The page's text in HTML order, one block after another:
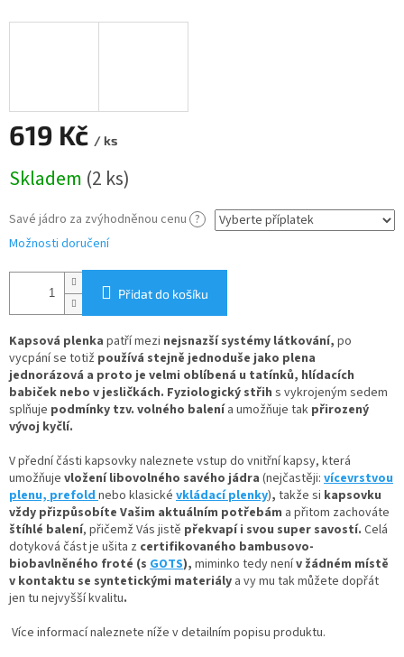
619 Kč / ks
cena:
Skladem (2 ks)
Savé jádro za zvýhodněnou cenu ?
Možnosti doručení
Přidat do košíku
Kapsová plenka patří mezi nejsnazší systémy látkování, po
vycpání se totiž používá stejně jednoduše jako plena
jednorázová a proto je velmi oblíbená u tatínků, hlídacích
babiček nebo v jesličkách. Fyziologický střih s vykrojeným sedem
splňuje podmínky tzv. volného balenía umožňuje tak přirozený
vývoj kyčlí.
Vpřední části kapsovky naleznete vstup do vnitřní kapsy, která
umožňuje vloženílibovolného savého jádra (nejčastěji: vícevrstvou
plenu,prefoldnebo klasické vkládací plenky), takže si kapsovku
vždy přizpůsobíte Vašim aktuálním potřebám a přitom zachováte
štíhlé balení, přičemž Vás jistě překvapí i svou super savostí. Celá
dotyková část je ušita z certifikovaného bambusovo-
biobavlněného froté (s GOTS), miminko tedy nenív žádném místě
v kontaktu se syntetickými materiály a vy mu tak můžete dopřát
jen tu nejvyšší kvalitu.
Více informací naleznete níže v detailním popisu produktu.